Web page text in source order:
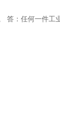
：任何一件